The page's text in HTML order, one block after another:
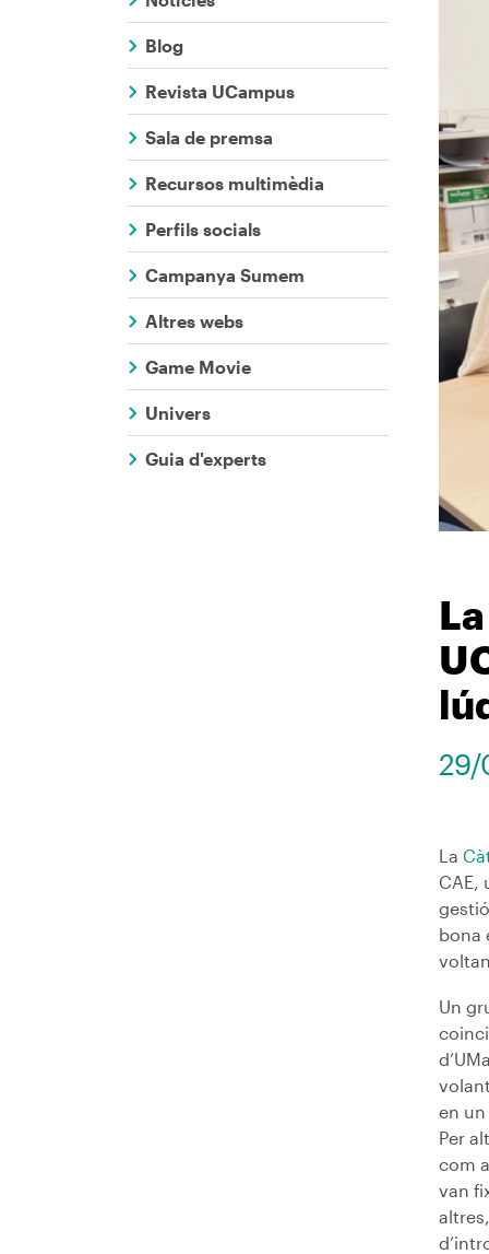
Blog
Revista UCampus
Sala de premsa
Recursos multimèdia
Perfils socials
Campanya Sumem
Altres webs
Game Movie
Univers
Guia d'experts
29/
La
CAE,
bona
Un
en
Per
com
van